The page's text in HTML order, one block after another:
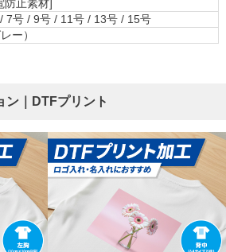
防止素材]
7号 / 9号 / 11号 / 13号 / 15号
ー）
ン｜DTFプリント